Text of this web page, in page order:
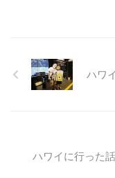
ハワ
ハワイに行った